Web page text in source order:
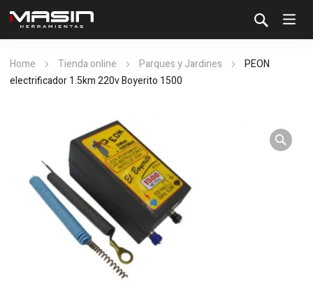
Home Tienda online Parques y Jardines
PEON
electrificador 1.5km 220v Boyerito 1500